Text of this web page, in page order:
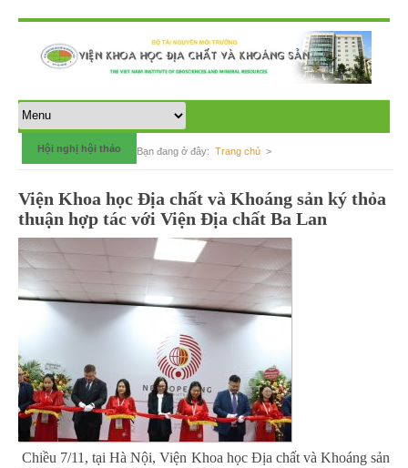
Bạn đang ở đây: Trang chủ >
Hội nghị hội thảo
Viện Khoa học Địa chất và Khoáng sản ký thỏa
thuận hợp tác với Viện Địa chất Ba Lan
Chiều 7/11, tại Hà Nội, Viện Khoa học Địa chất và Khoáng sản